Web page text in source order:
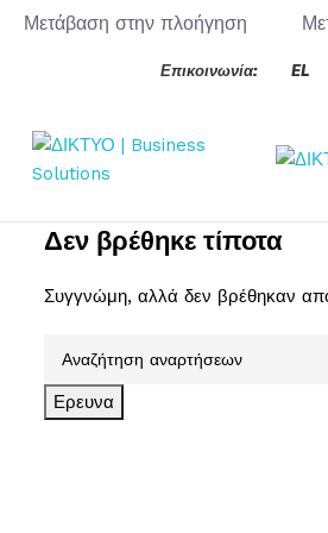
Μετάβαση στην πλοήγηση
Επικοινωνία: EL
Δεν βρέθηκε τίποτα
Συγγνώμη, αλλά δεν βρέθηκαν
Ερευνα